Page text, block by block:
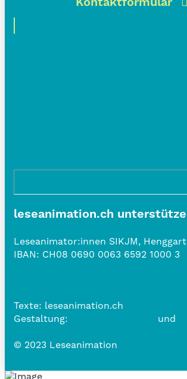
leseanimation.ch
Leseanimator:innen SIKJM, Henggart
IBAN: CH08 0690 0063 6592 1000 3
Texte: leseanimation.ch
Gestaltung:
und
© 2023 Leseanimation